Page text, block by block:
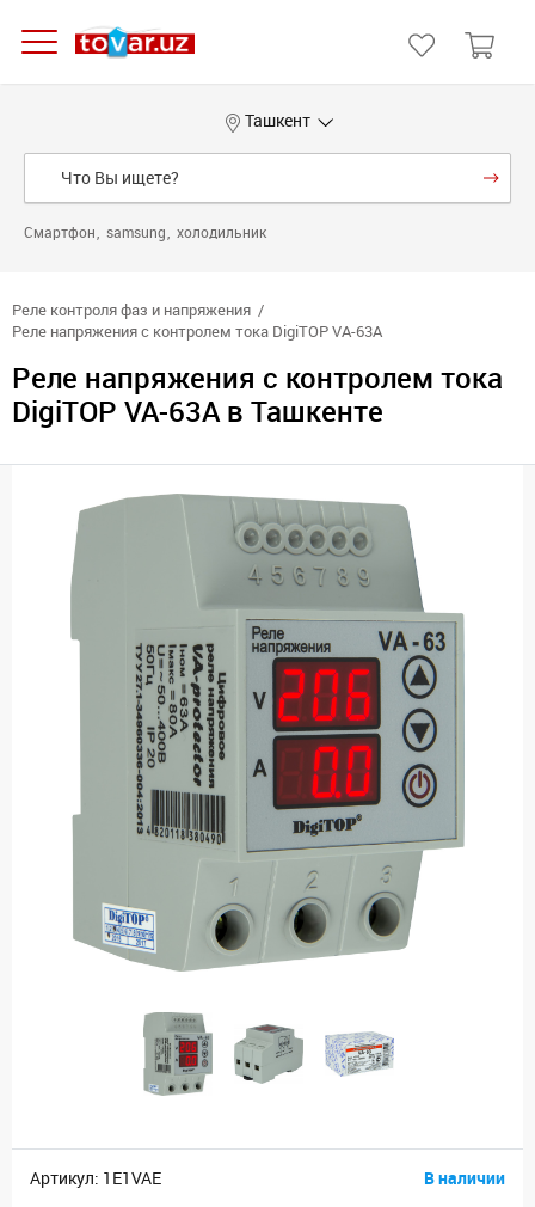
Ташкент
Смартфон samsung холодильник
Реле контроля фаз и напряжения
Реле напряжения с контролем тока DigiTOP VA-63A
Реле напряжения с контролем тока
DigiTOP VA-63A в Ташкенте
Артикул: 1E1VAE В наличии